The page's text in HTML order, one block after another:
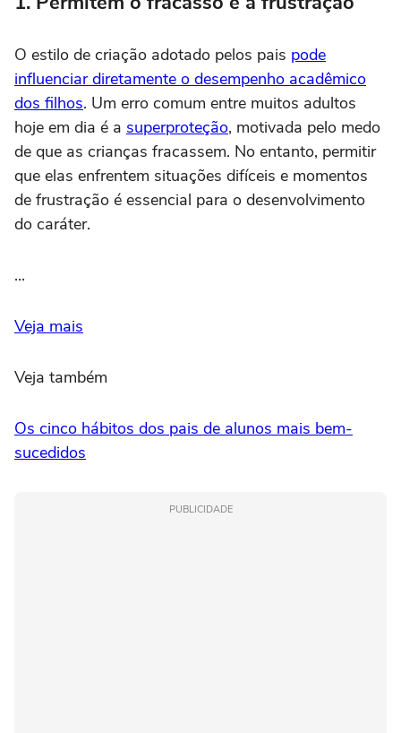
O estilo de criação adotado pelos pais pode
influenciar diretamente o desempenho acadêmico
dos filhos. Um erro comum entre muitos adultos
hoje em dia é a superproteção, motivada pelo medo
de que as crianças fracassem. No entanto, permitir
que elas enfrentem situações difíceis e momentos
de frustração é essencial para o desenvolvimento
do caráter.
...
Veja mais
Veja também
Os cinco hábitos dos pais de alunos mais bem-
sucedidos
PUBLICIDADE